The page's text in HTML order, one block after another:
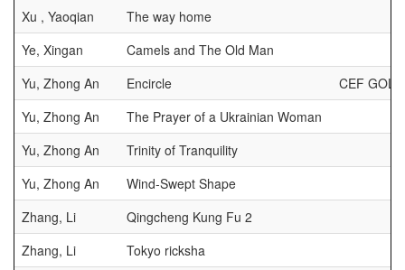
Xu , Yaoqian
The way home
Ye, Xingan
Camels and The Old Man
Yu, Zhong An
Encircle
CEF
Yu, Zhong An
The Prayer of a Ukrainian Woman
Yu, Zhong An
Trinity of Tranquility
Yu, Zhong An
Wind-Swept Shape
Zhang, Li
Qingcheng Kung Fu 2
Zhang, Li
Tokyo ricksha